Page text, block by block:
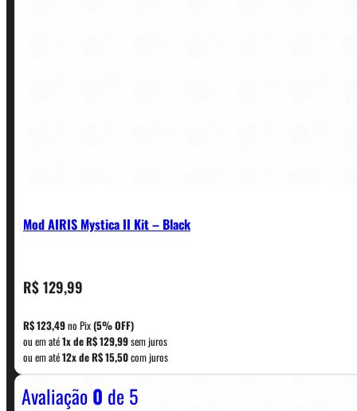
Mod AIRIS Mystica II Kit – Black
R$129,99
R$123,49no Pix(5% OFF)
ou em até1x deR$129,99sem juros
ou em até12x deR$15,50com juros
Avaliação0 de 5
CONTATO
WhatsApp: (11) 5229-0120